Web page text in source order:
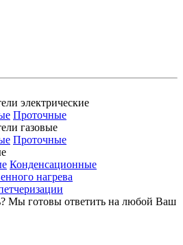
электрические
Проточные
газовые
Проточные
Конденсационные
нагрева
Мы готовы ответить на любой Ваш